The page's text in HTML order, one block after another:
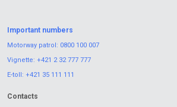
Important numbers
Motorway patrol: 0800 100 007
Vignette: +421 2 32 777 777
E-toll: +421 35 111 111
Contacts